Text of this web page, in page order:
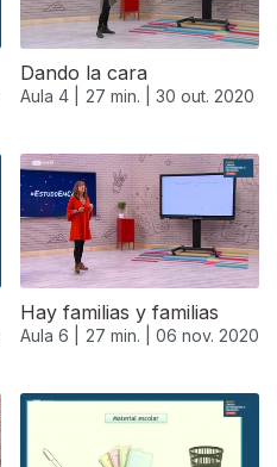
Dando la cara
Aula 4 | 27 min. | 30 out. 2020
Hay familias y familias
Aula 6 | 27 min. | 06 nov. 2020